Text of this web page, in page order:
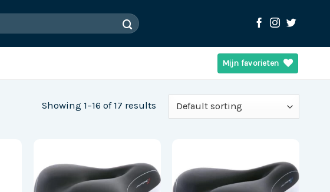
Mijn favorieten
Showing 1–16 of 17 results